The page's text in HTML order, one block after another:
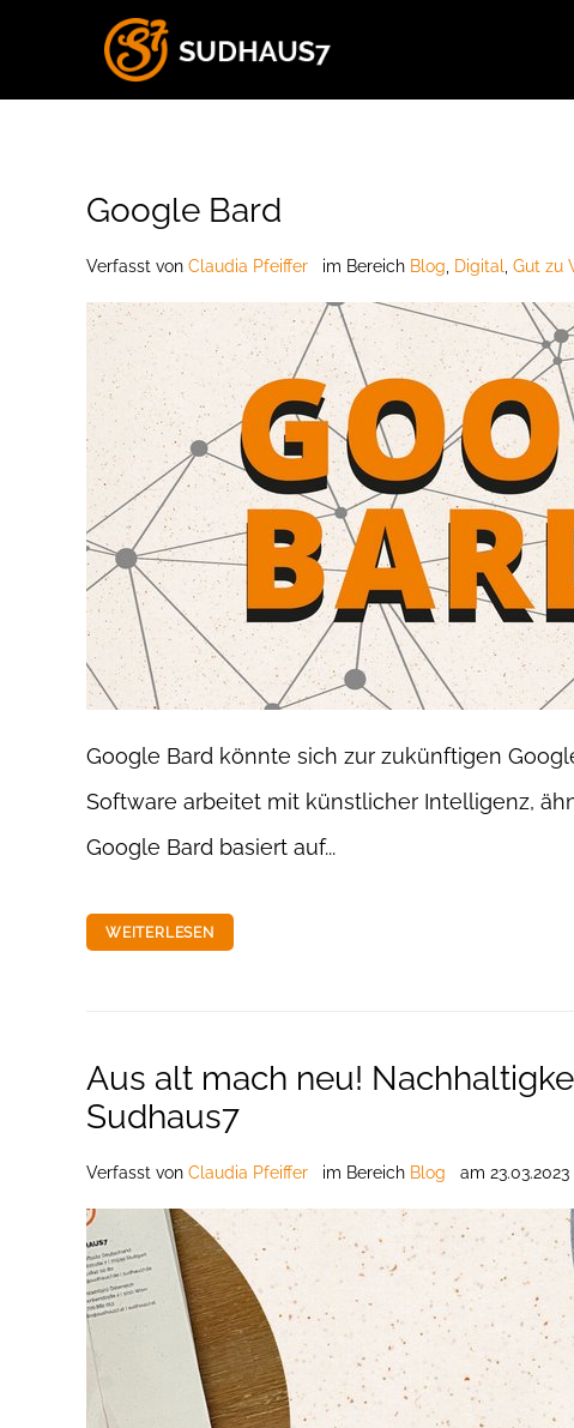
Google Bard
Verfasst von Claudia Pfeiffer im Bereich Blog Digital Gut zu
Google Bard könnte sich zur zukünftigen
Software arbeitet mit künstlicher Intelligenz,
Google Bard basiert auf...
WEITERLESEN
Aus alt mach neu!
Sudhaus7
Verfasst von Claudia Pfeiffer im Bereich Blog am 23.03.2023